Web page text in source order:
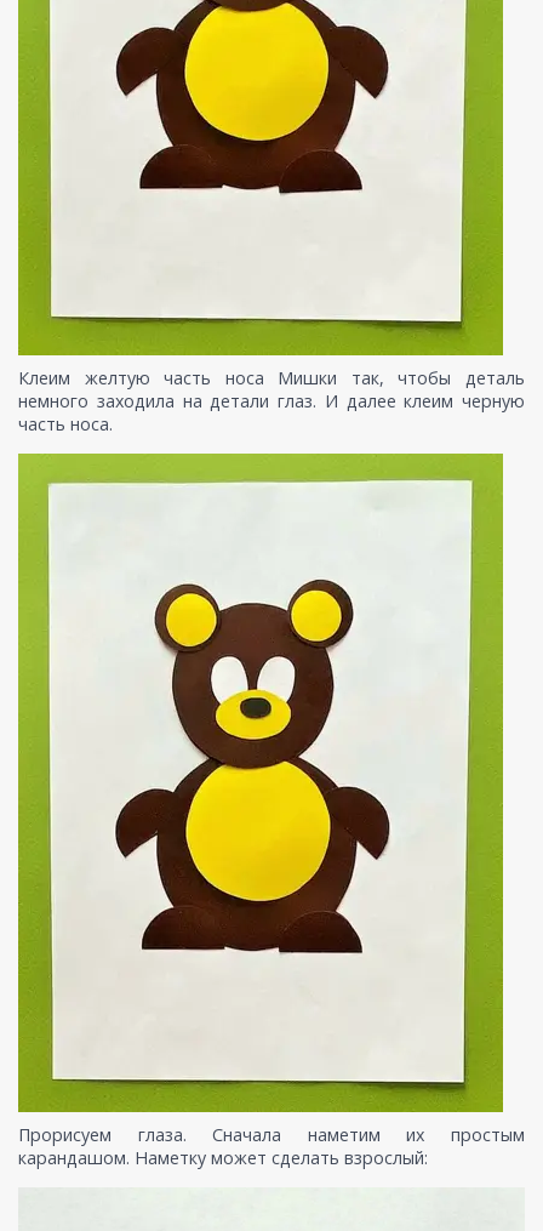
Клеим желтую часть носа Мишки так, чтобы деталь
немного заходила на детали глаз. И далее клеим черную
часть носа.
Прорисуем глаза. Сначала наметим их простым
карандашом. Наметку может сделать взрослый: